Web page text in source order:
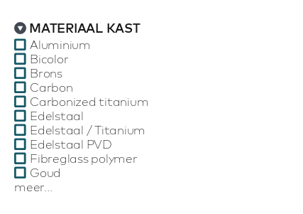
MATERIAAL KAST
Aluminium
Bicolor
Brons
Carbon
Carbonized titanium
Edelstaal
Edelstaal / Titanium
Edelstaal PVD
Fibreglass polymer
Goud
meer...